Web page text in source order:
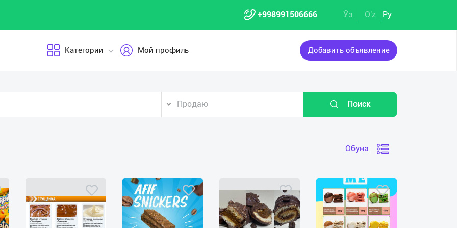
+998991506666 Ўз O'z Ру
Добавить объявление
Категории Мой профиль
Продаю Поиск
Обуна